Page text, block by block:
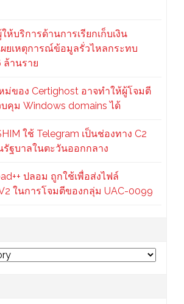
ห้บริการด้านการเรียกเก็บเงิน
ยเหตุการณ์ข้อมูลรั่วไหลกระทบ
ล้านราย
ม่ของ Certighost อาจทำให้ผู้โจมตี
คุม Windows domains ได้
ใช้ Telegram เป็นช่องทาง C2
ฐบาลในตะวันออกกลาง
ปลอม ถูกใช้เพื่อส่งไฟล์
ในการโจมตีของกลุ่ม UAC-0099